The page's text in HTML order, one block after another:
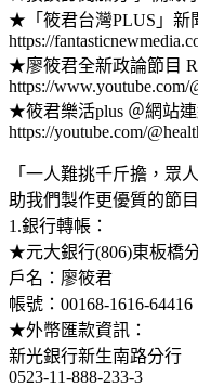
★「筱君台灣PLUS」新
https://
★廖筱君全新政論節目
https://www.youtube.com/
★筱君樂活plus ＠網站
https://youtube.com/
「一人難挑千斤擔，眾
助我們製作更優質的節
1.銀行轉帳：
★元大銀行(806)東板橋
戶名：廖筱君
帳號：00168-1616-64416
★外幣匯款資訊：
新光銀行新生南路分行
0523-11-888-233-3